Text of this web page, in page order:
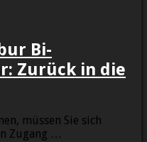
Bi-
Zurück in die
müssen Sie sich
Zugang …